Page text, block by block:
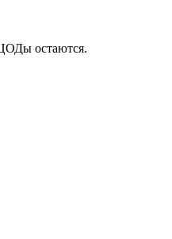
остаются.